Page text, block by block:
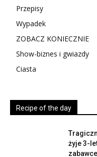
Przepisy
Wypadek
ZOBACZ KONIECZNIE
Show-biznes i gwiazdy
Ciasta
Recipe of the day
żyje 3-
zabawce